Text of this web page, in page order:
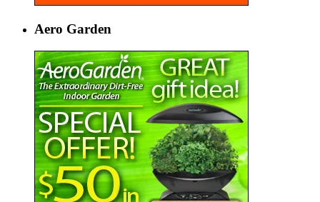
Aero Garden